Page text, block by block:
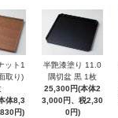
ット1
取り)
体8,3
円)
半艶漆塗り 11.0
隅切盆 黒 1枚
25,300円(本体2
3,000円、税2,30
0円)